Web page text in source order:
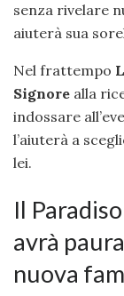
senza rivelare
aiuterà sua
Nel frattempo
Signore alla
indossare
l’aiuterà a
lei.
Il
avrà
nuova